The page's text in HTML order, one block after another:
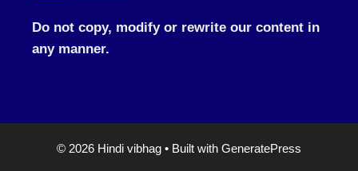
Do not copy, modify or rewrite our content in
any manner.
© 2026 Hindi vibhag • Built with GeneratePress